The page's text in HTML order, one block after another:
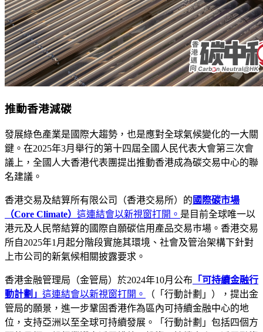
推動香港減碳
發展綠色產業是國際大趨勢，也是應對全球氣候變化的一大關
鍵。在2025年3月舉行的第十四屆全國人民代表大會第三次會
議上，全國人大香港代表團提出推動香港成為碳交易中心的聯
名建議。
香港交易及結算所有限公司（香港交易所）的 國際碳市場
（Core Climate） 這連結會以新視窗打開。 是目前全球唯一以
港元及人民幣結算的國際自願碳信用產品交易巿場。香港交易
所自2025年1月起分階段實施其環境、社會及管治架構下針對
上市公司的新氣候相關披露要求。
香港金融管理局（金管局）於2024年10月公布 「可持續金融行
動計劃」 這連結會以新視窗打開。
（「行動計劃」），提出金
管局的願景，進一步鞏固香港作為區內可持續金融中心的地
位，支持亞洲以至全球可持續發展。「行動計劃」包括四個方